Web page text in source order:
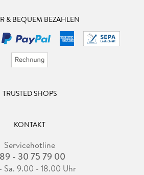
& BEQUEM BEZAHLEN
TRUSTED SHOPS
KONTAKT
Servicehotline
- 30 75 79 00
Sa. 9.00 - 18.00 Uhr